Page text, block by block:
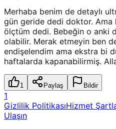
Merhaba benim de detaylı
gün geride dedi doktor.
ölçtüm dedi. Bebeğin o anki
olabilir. Merak etmeyin ben
endişelendim ama ekstra bi
haftalarda kapanabilirmiş.
1 Paylaş Bildir
1
Gizlilik PolitikasıHizmet
Ulaşın